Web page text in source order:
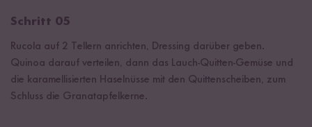
Schritt 05
Rucola auf 2 Tellern anrichten, Dressing darüber geben.
Quinoa darauf verteilen, dann das Lauch-Quitten-Gemüse und
die karamellisierten Haselnüsse mit den Quittenscheiben, zum
Schluss die Granatapfelkerne.